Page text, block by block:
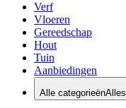
Verf
Vloeren
Gereedschap
Hout
Tuin
Aanbiedingen
Alle categorieënAlles